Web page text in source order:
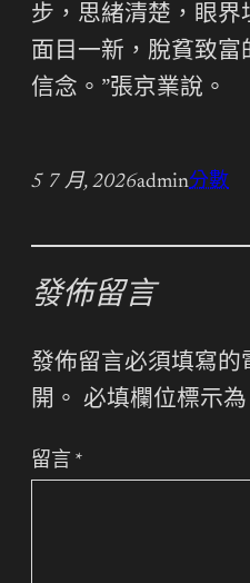
步，思緒清楚，眼界
面目一新，脫貧致富
信念。”張京業說。
5 7 月, 2026admin分數
發佈留言
發佈留言必須填寫的
開。 必填欄位標示為
留言 *